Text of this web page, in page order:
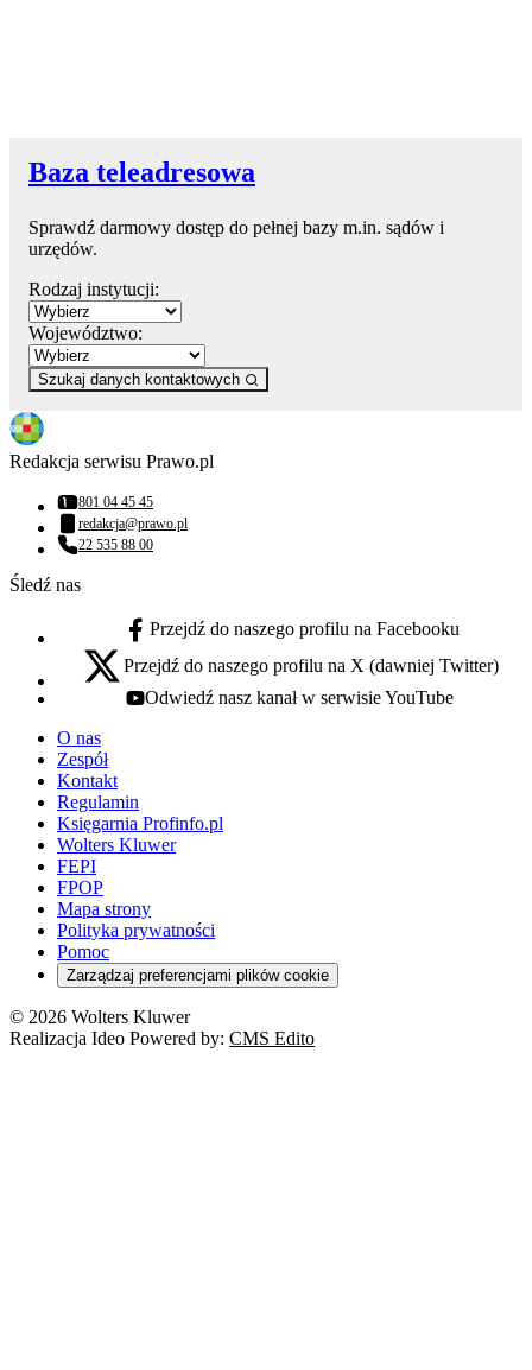
Baza teleadresowa
Sprawdź darmowy dostęp do pełnej bazy m.in. sądów i
urzędów.
Rodzaj instytucji:
Województwo:
Szukaj danych kontaktowych
Redakcja serwisu Prawo.pl
Numer telefonu:
801 04 45 45
Adres email:
redakcja@prawo.pl
Numer telefonu:
22 535 88 00
Śledź nas
facebook - otwiera się w nowej karcie
Przejdź do naszego profilu na Facebooku
x - otwiera się w nowej karcie
Przejdź do naszego profilu na X (dawniej Twitter)
youtube - otwiera się w nowej karcie
Odwiedź nasz kanał w serwisie YouTube
O nas
Zespół
Kontakt
Regulamin
Księgarnia Profinfo.pl
Wolters Kluwer
FEPI
FPOP
Mapa strony
Polityka prywatności
Pomoc
Zarządzaj preferencjami plików cookie
© 2026 Wolters Kluwer
Realizacja Ideo Powered by: CMS Edito